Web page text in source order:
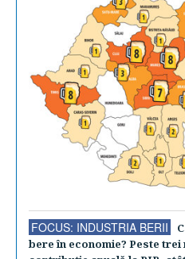
FOCUS: INDUSTRIA BERII
bere în economie? Peste